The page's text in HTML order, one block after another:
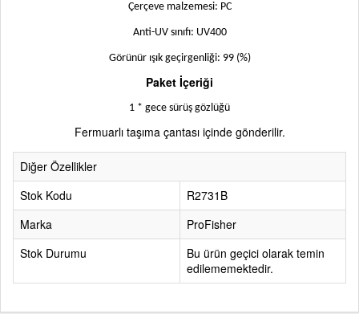
Çerçeve malzemesi: PC
Anti-UV sınıfı: UV400
Görünür ışık geçirgenliği: 99 (%)
Paket İçeriği
1 * gece sürüş gözlüğü
Fermuarlı taşıma çantası içinde gönderilir.
Diğer Özellikler
Stok Kodu
R2731B
Marka
ProFisher
Stok Durumu
Bu ürün geçici olarak temin
edilememektedir.